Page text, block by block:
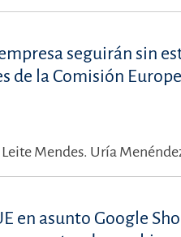
seguirán sin
de la Comisión
Mendes. Uría
en asunto Google